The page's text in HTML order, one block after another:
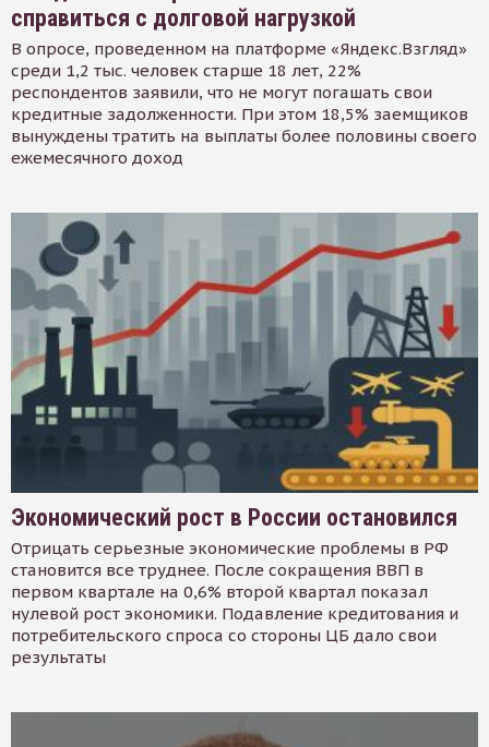
справиться с долговой нагрузкой
В опросе, проведенном на платформе «Яндекс.Взгляд»
среди 1,2 тыс. человек старше 18 лет, 22%
респондентов заявили, что не могут погашать свои
кредитные задолженности. При этом 18,5% заемщиков
вынуждены тратить на выплаты более половины своего
ежемесячного доход
Экономический рост в России остановился
Отрицать серьезные экономические проблемы в РФ
становится все труднее. После сокращения ВВП в
первом квартале на 0,6% второй квартал показал
нулевой рост экономики. Подавление кредитования и
потребительского спроса со стороны ЦБ дало свои
результаты